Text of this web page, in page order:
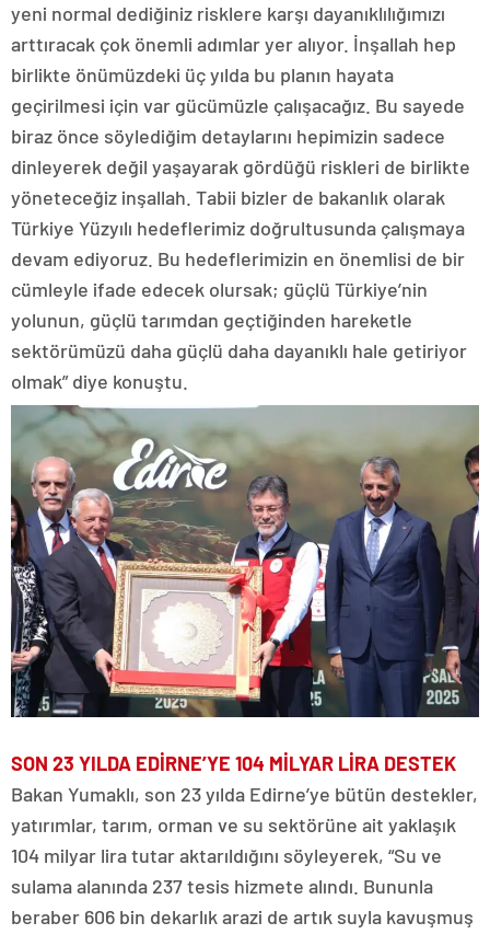
yeni normal dediğiniz risklere karşı dayanıklılığımızı
arttıracak çok önemli adımlar yer alıyor. İnşallah hep
birlikte önümüzdeki üç yılda bu planın hayata
geçirilmesi için var gücümüzle çalışacağız. Bu sayede
biraz önce söylediğim detaylarını hepimizin sadece
dinleyerek değil yaşayarak gördüğü riskleri de birlikte
yöneteceğiz inşallah. Tabii bizler de bakanlık olarak
Türkiye Yüzyılı hedeflerimiz doğrultusunda çalışmaya
devam ediyoruz. Bu hedeflerimizin en önemlisi de bir
cümleyle ifade edecek olursak; güçlü Türkiye’nin
yolunun, güçlü tarımdan geçtiğinden hareketle
sektörümüzü daha güçlü daha dayanıklı hale getiriyor
olmak” diye konuştu.
SON 23 YILDA EDİRNE’YE 104 MİLYAR LİRA DESTEK
Bakan Yumaklı, son 23 yılda Edirne’ye bütün destekler,
yatırımlar, tarım, orman ve su sektörüne ait yaklaşık
104 milyar lira tutar aktarıldığını söyleyerek, “Su ve
sulama alanında 237 tesis hizmete alındı. Bununla
beraber 606 bin dekarlık arazi de artık suyla kavuşmuş